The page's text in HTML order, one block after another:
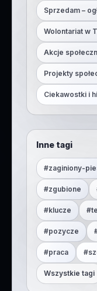
Sprzedam –
Wolontariat w
Akcje
Projekty
Ciekawostki i
Inne tagi
#zaginiony-
#zgubione
#klucze #
#pozycze
#praca #
Wszystkie tagi